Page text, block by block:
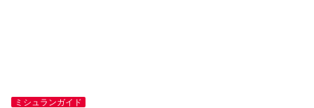
ミシュランガイド